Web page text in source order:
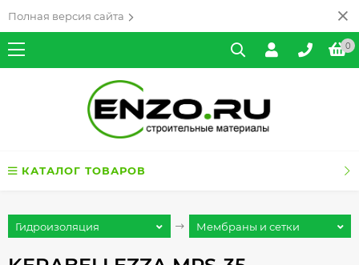
Полная версия сайта
0
КАТАЛОГ ТОВАРОВ
Гидроизоляция Мембраны и сетки